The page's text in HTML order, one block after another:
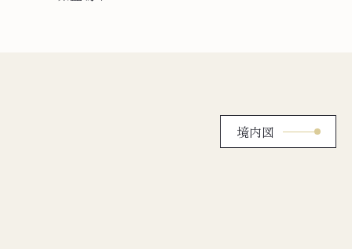
境内図